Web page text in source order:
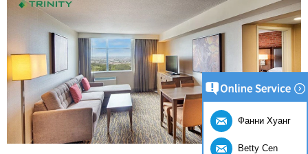
Фанни Хуанг
Betty Cen